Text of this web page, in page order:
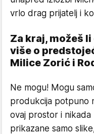
vrlo drag prijatelj i
Za kraj, možeš
više o
Milice Zorić i
Ne mogu! Mogu
produkcija potpuno
ovaj prostor i nikada
prikazane samo